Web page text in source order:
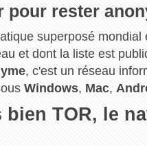
pour rester
superposé
et dont la liste est
, c'est un réseau
Windows, Mac,
bien TOR, le